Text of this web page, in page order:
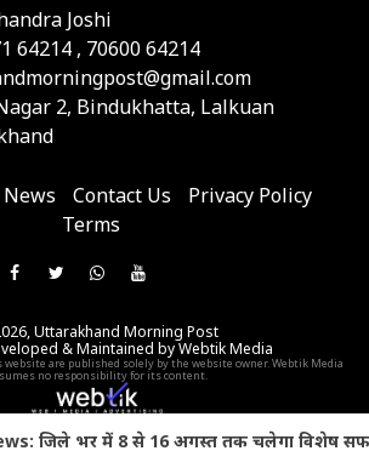
Joshi
64214 , 70600 64214
2, Bindukhatta, Lalkuan
Contact Us
Privacy Policy
Terms
Like
On
Facebook
Follow
On
Twitter
Join
WhatsApp
Group
Subscribe
YouTube
Channel
on
Telegram
Uttarakhand Morning Post
& Maintained by Webtik Media
are published solely by the website owner. Webtik Media
no responsibility for its content.
Uttarakhand News: उत्तराखंड बनेगा स्किल हब,